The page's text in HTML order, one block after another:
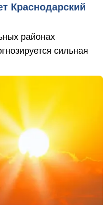
Краснодарский
районах
сильная